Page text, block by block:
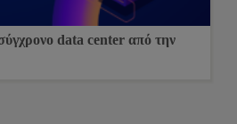
data center από την